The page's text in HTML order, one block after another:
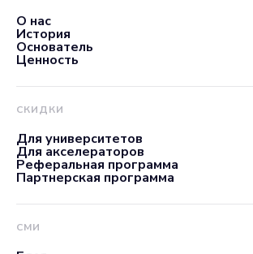
О нас
История
Основатель
Ценность
СКИДКИ
Для университетов
Для акселераторов
Реферальная программа
Партнерская программа
СМИ